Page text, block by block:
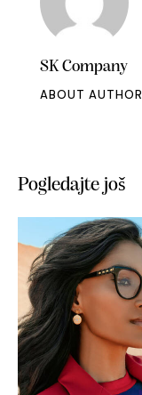
SK Company
ABOUT AUTHOR
Pogledajte još